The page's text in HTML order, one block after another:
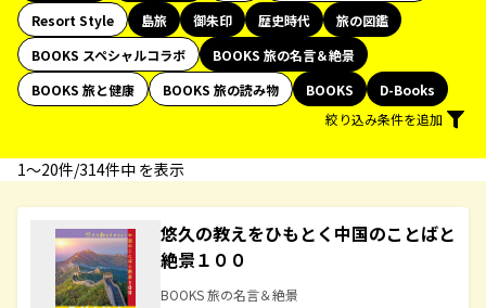
Resort Style
島旅 御朱印 歴史時代
旅の図鑑
BOOKS スペシャルコラボ
BOOKS 旅の名言＆絶景
BOOKS 旅と健康
BOOKS 旅の読み物 BOOKS
D-Books
絞り込み条件を追加
1〜20件/314件中 を表示
悠久の教えをひもとく中国のことばと
絶景１００
BOOKS 旅の名言＆絶景